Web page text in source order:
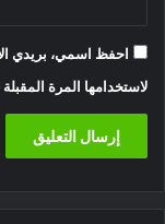
احفظ اسمي، بريدي
لاستخدامها المرة